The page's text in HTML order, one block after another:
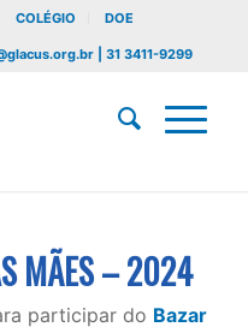
COLÉGIO DOE
| 31 3411-9299
MÃES – 2024
participar do Bazar